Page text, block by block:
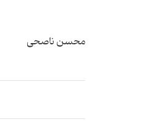
محسن ناصحی